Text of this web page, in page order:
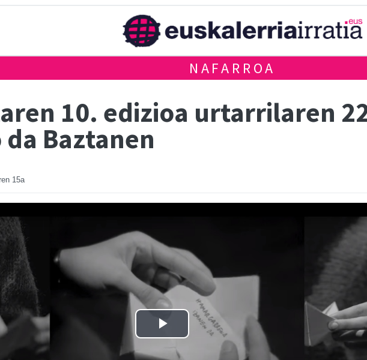
NAFARROA
10. edizioa urtarrilaren
Baztanen
15a